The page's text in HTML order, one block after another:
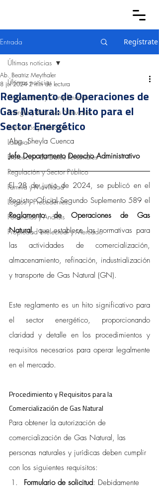
Entrada Regístrate
Últimas noticias
Corporativo y Cumplimiento
Energía y Recursos Naturales
Impuestos y Aduanas
Laboral
Protección de Datos Personales
Regulación y Sector Público
Familia y Movilidad
Logros y Precedentes
Ponencias y Análisis
Propiedad Intelectual y Mercado
Últimas noticias
Reglamento de Operaciones de
Gas Natural: Un Hito para el
Sector Energético
Ab. Beatriz Meythaler
8 jul 2024 2 min de lectura
Abg. Sheyla Cuenca
Jefe Departamento Derecho Administrativo
El 28 de junio de 2024, se publicó en el
Reglamento de Operaciones de Gas
Natural, que establece las normativas para
las actividades de comercialización,
almacenamiento, refinación, industrialización
y transporte de Gas Natural (GN).
Este reglamento es un hito significativo para
el sector energético, proporcionando
claridad y detalle en los procedimientos y
requisitos necesarios para operar legalmente
en el mercado.
Procedimiento y Requisitos para la
Comercialización de Gas Natural
Para obtener la autorización de
comercialización de Gas Natural, las
personas naturales y jurídicas deben cumplir
con los siguientes requisitos:
Formulario de solicitud: Debidamente